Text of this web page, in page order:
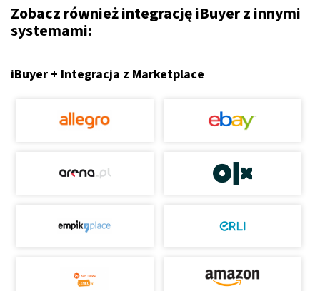
Zobacz również integrację iBuyer z innymi
systemami:
iBuyer + Integracja z Marketplace